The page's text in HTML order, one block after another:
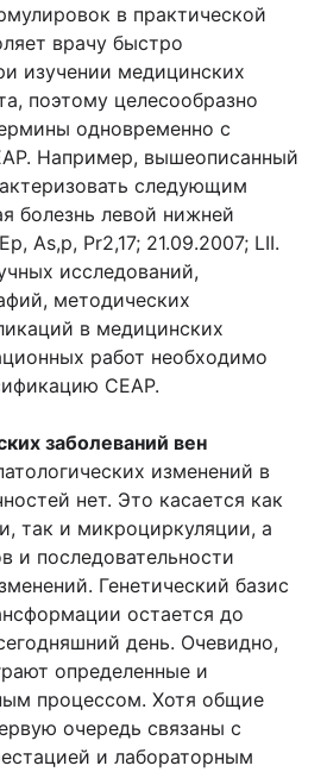
в практической
врачу быстро
изучении медицинских
поэтому целесообразно
одновременно с
Например, вышеописанный
следующим
болезнь левой нижней
As,p, Pr2,17; 21.09.2007; LII.
исследований,
методических
в медицинских
работ необходимо
СЕАР.
заболеваний вен
изменений в
нет. Это касается как
так и микроциркуляции, а
и последовательности
Генетический базис
остается до
день. Очевидно,
определенные и
процессом. Хотя общие
очередь связаны с
и лабораторным